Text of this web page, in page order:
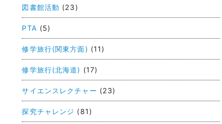
ョ
ン
図書館活動 (23)
PTA (5)
修学旅行(関東方面) (11)
修学旅行(北海道) (17)
サイエンスレクチャー (23)
探究チャレンジ (81)